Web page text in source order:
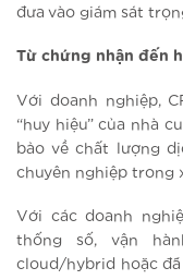
đưa vào giám sát
Từ chứng nhận đến
Với doanh nghiệp,
“huy hiệu” của nhà
bảo về chất lượng
chuyên nghiệp trong
Với các doanh
thống số, vận
cloud/hybrid hoặc